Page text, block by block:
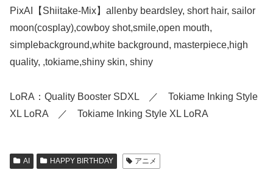
PixAI【Shiitake-Mix】allenby beardsley, short hair, sailor
moon(cosplay),cowboy shot,smile,open mouth,
simplebackground,white background, masterpiece,high
quality, ,tokiame,shiny skin, shiny
LoRA：Quality Booster SDXL ／ Tokiame Inking Style
XL LoRA ／ Tokiame Inking Style XL LoRA
AI HAPPY BIRTHDAY アニメ